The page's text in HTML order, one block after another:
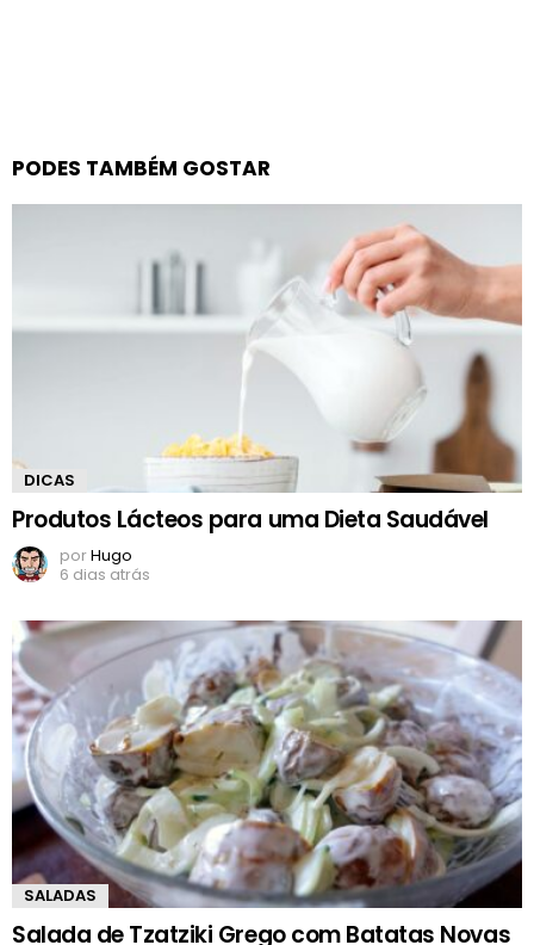
PODES TAMBÉM GOSTAR
DICAS
Produtos Lácteos para uma Dieta Saudável
porHugo
6 dias atrás
SALADAS
Salada de Tzatziki Grego com Batatas Novas